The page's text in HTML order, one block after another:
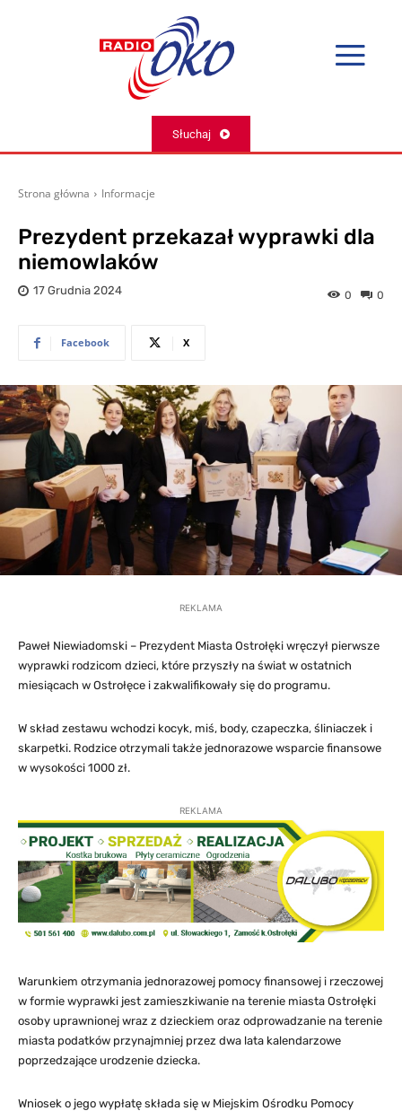
Słuchaj
Strona główna Informacje
Prezydent przekazał wyprawki dla
niemowlaków
17 Grudnia 2024 0
0
Facebook X
REKLAMA
Paweł Niewiadomski – Prezydent Miasta Ostrołęki wręczył pierwsze
wyprawki rodzicom dzieci, które przyszły na świat w ostatnich
miesiącach w Ostrołęce i zakwalifikowały się do programu.
W skład zestawu wchodzi kocyk, miś, body, czapeczka, śliniaczek i
skarpetki. Rodzice otrzymali także jednorazowe wsparcie finansowe
w wysokości 1000 zł.
REKLAMA
Warunkiem otrzymania jednorazowej pomocy finansowej i rzeczowej
w formie wyprawki jest zamieszkiwanie na terenie miasta Ostrołęki
osoby uprawnionej wraz z dzieckiem oraz odprowadzanie na terenie
miasta podatków przynajmniej przez dwa lata kalendarzowe
poprzedzające urodzenie dziecka.
Wniosek o jego wypłatę składa się w Miejskim Ośrodku Pomocy